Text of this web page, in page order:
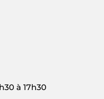
à 17h30